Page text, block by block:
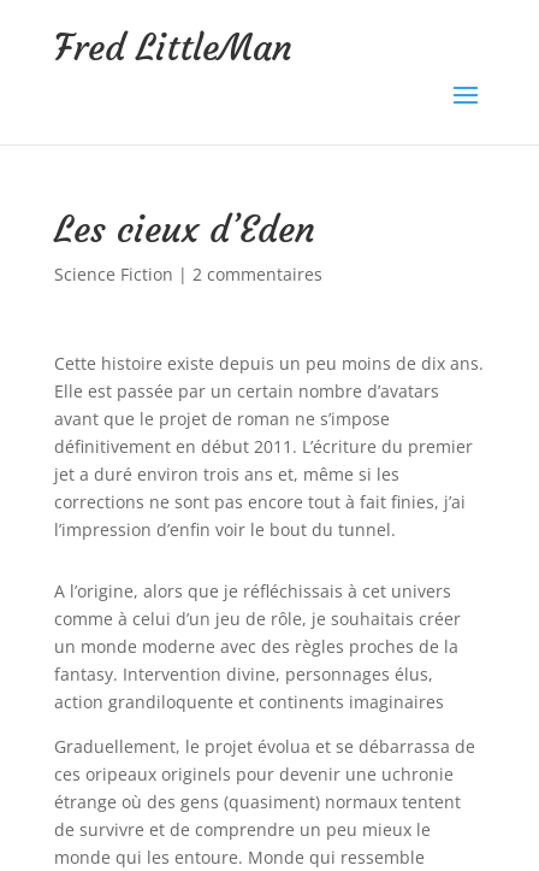
Fred LittleMan
Les cieux d’Eden
Science Fiction | 2 commentaires
Cette histoire existe depuis un peu moins de dix ans.
Elle est passée par un certain nombre d’avatars
avant que le projet de roman ne s’impose
définitivement en début 2011. L’écriture du premier
jet a duré environ trois ans et, même si les
corrections ne sont pas encore tout à fait finies, j’ai
l’impression d’enfin voir le bout du tunnel.
A l’origine, alors que je réfléchissais à cet univers
comme à celui d’un jeu de rôle, je souhaitais créer
un monde moderne avec des règles proches de la
fantasy. Intervention divine, personnages élus,
action grandiloquente et continents imaginaires
Graduellement, le projet évolua et se débarrassa de
ces oripeaux originels pour devenir une uchronie
étrange où des gens (quasiment) normaux tentent
de survivre et de comprendre un peu mieux le
monde qui les entoure. Monde qui ressemble